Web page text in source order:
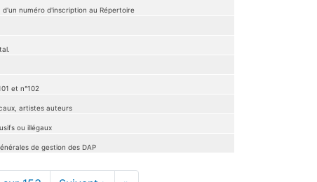
numéro d'inscription au Répertoire
et n°102
artistes auteurs
ou illégaux
de gestion des DAP